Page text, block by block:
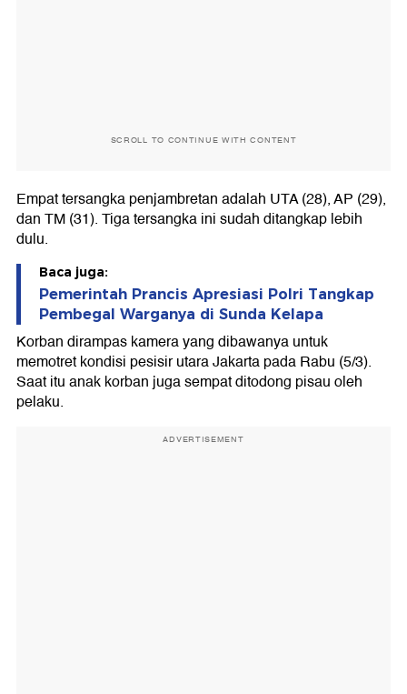
SCROLL TO CONTINUE WITH CONTENT
Empat tersangka penjambretan adalah UTA (28), AP (29),
dan TM (31). Tiga tersangka ini sudah ditangkap lebih
dulu.
Baca juga:
Pemerintah Prancis Apresiasi Polri Tangkap
Pembegal Warganya di Sunda Kelapa
Korban dirampas kamera yang dibawanya untuk
memotret kondisi pesisir utara Jakarta pada Rabu (5/3).
Saat itu anak korban juga sempat ditodong pisau oleh
pelaku.
ADVERTISEMENT